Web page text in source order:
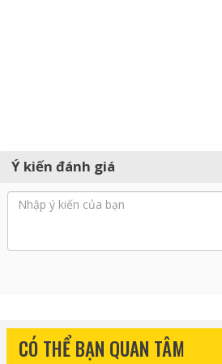
Ý kiến đánh giá
CÓ THỂ BẠN QUAN TÂM